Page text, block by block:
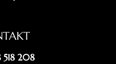
518 208